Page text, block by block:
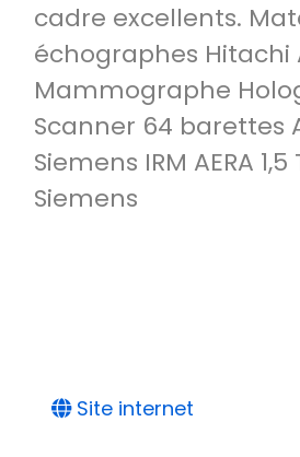
cadre excellents.
échographes Hitachi
Mammographe
Scanner 64 barettes
Siemens IRM AERA 1,5
Siemens
Site internet